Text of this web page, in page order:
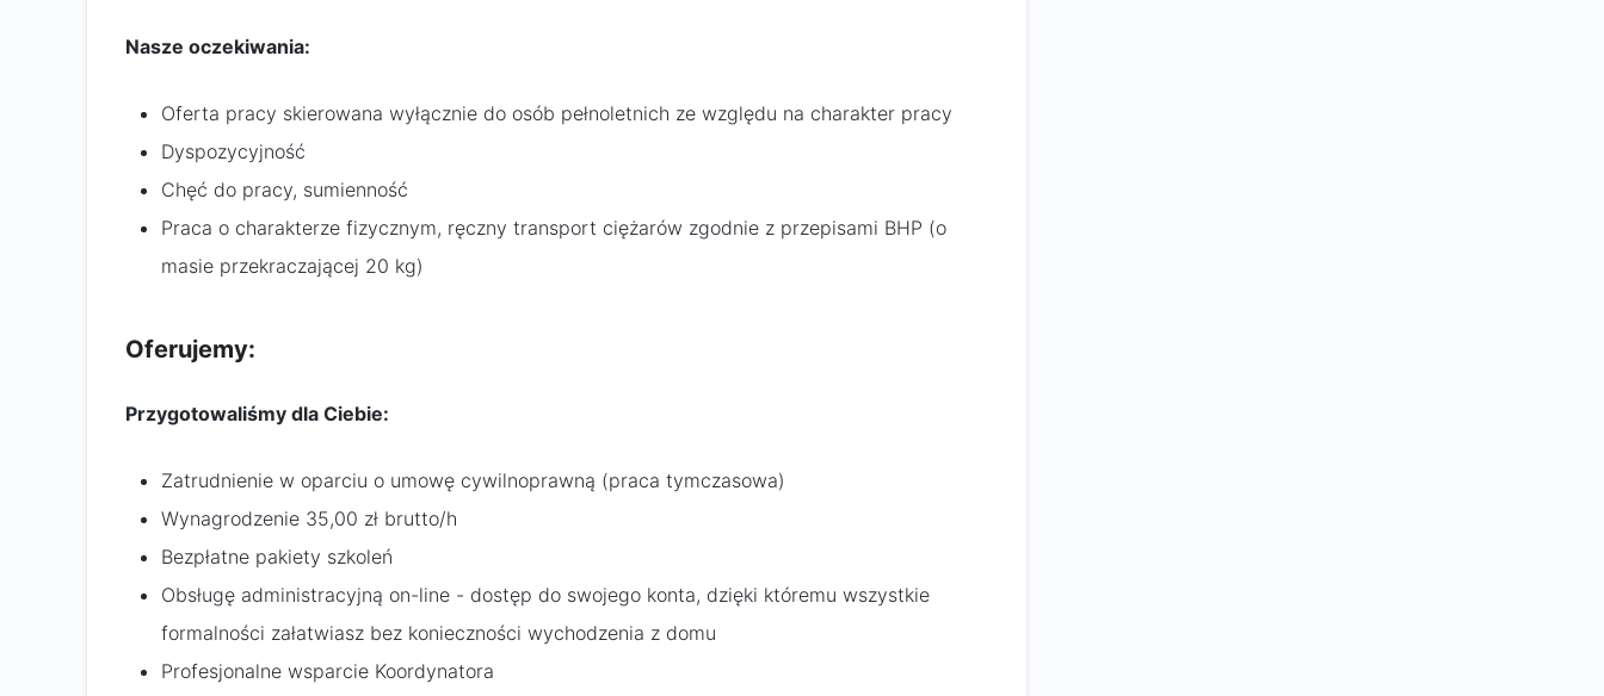
Nasze oczekiwania:
Oferta pracy skierowana wyłącznie do osób pełnoletnich ze względu na charakter pracy
Dyspozycyjność
Chęć do pracy, sumienność
Praca o charakterze fizycznym, ręczny transport ciężarów zgodnie z przepisami BHP (o
masie przekraczającej 20 kg)
Oferujemy:
Przygotowaliśmy dla Ciebie:
Zatrudnienie w oparciu o umowę cywilnoprawną (praca tymczasowa)
Wynagrodzenie 35,00 zł brutto/h
Bezpłatne pakiety szkoleń
Obsługę administracyjną on-line - dostęp do swojego konta, dzięki któremu wszystkie
formalności załatwiasz bez konieczności wychodzenia z domu
Profesjonalne wsparcie Koordynatora